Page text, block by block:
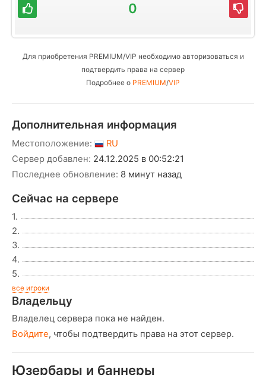
0
Для приобретения PREMIUM/VIP необходимо авторизоваться и
подтвердить права на сервер
Подробнее о PREMIUM/VIP
Дополнительная информация
Местоположение:
RU
Сервер добавлен: 24.12.2025 в 00:52:21
Последнее обновление: 8 минут назад
Сейчас на сервере
1.
2.
3.
4.
5.
все игроки
Владельцу
Владелец сервера пока не найден.
Войдите, чтобы подтвердить права на этот сервер.
Юзербары и баннеры